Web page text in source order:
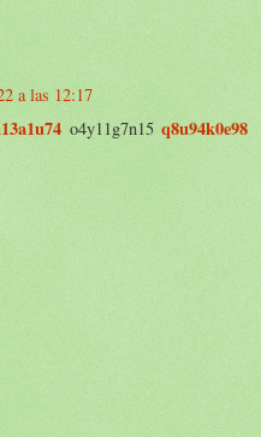
a las 12:17
o4y11g7n15 q8u94k0e98